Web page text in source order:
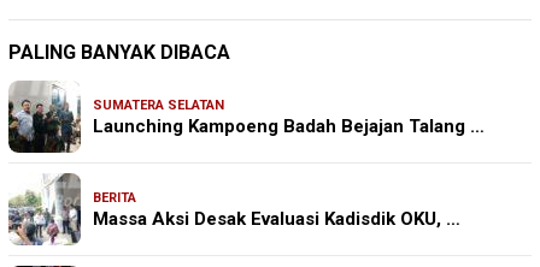
PALING BANYAK DIBACA
SUMATERA SELATAN
Launching Kampoeng Badah Bejajan Talang …
BERITA
Massa Aksi Desak Evaluasi Kadisdik OKU, …